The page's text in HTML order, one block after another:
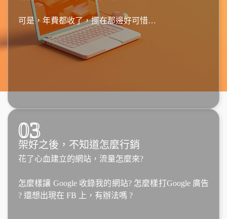
可是，年費都收了，擺在那邊好可惜…
03
架好之後，不知道怎麼行銷
花了心血建立的網站，流量怎麼來?
怎麼樣讓 Google 收錄我的網站? 怎麼樣打Google 廣告
? 還想出現在 FB 上，有辦法嗎 ?